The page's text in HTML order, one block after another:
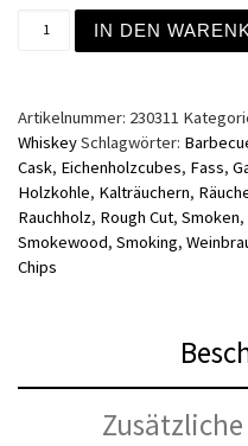
IN DEN
Artikelnummer: 230311
WhiskeySchlagwörter:
Cask, Eichenholzcubes, Fass,
Holzkohle, Kalträuchern,
Rauchholz, Rough Cut, Smoken,
Smokewood, Smoking,
Chips